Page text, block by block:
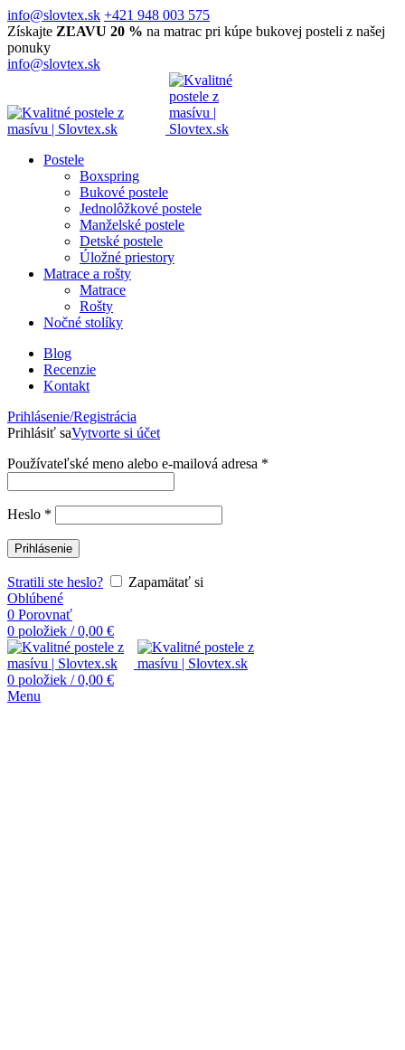
info@slovtex.sk +421 948 003 575
Získajte ZĽAVU 20 % na matrac pri kúpe bukovej posteli z našej
ponuky
info@slovtex.sk
Postele
Boxspring
Bukové postele
Jednolôžkové postele
Manželské postele
Detské postele
Úložné priestory
Matrace a rošty
Matrace
Rošty
Nočné stolíky
Blog
Recenzie
Kontakt
Prihlásenie/Registrácia
Prihlásiť saVytvorte si účet
Používateľské meno alebo e-mailová adresa *
Heslo *
Prihlásenie
Stratili ste heslo?
Zapamätať si
Oblúbené
0 Porovnať
0 položiek / 0,00 €
0 položiek / 0,00 €
Menu